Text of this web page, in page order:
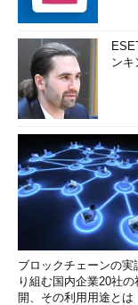
ンキ
ブロックチェーンの実
り組む国内企業20社の
開、その利用用途とは